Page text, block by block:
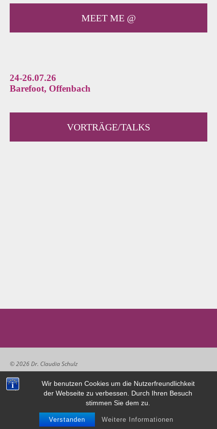
Wir benutzen Cookies um die Nutzerfreundlichkeit
der Webseite zu verbessen. Durch Ihren Besuch
stimmen Sie dem zu.
Verstanden Weitere Informationen
MEET ME @
24-26.07.26
Barefoot, Offenbach
VORTRÄGE/TALKS
© 2026 Dr. Claudia Schulz